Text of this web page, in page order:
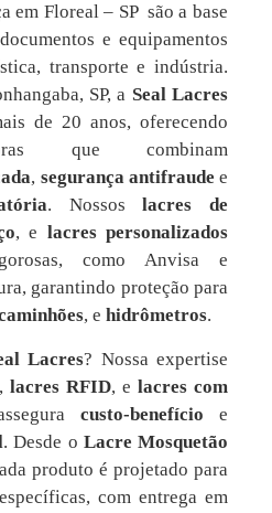
em Floreal – SP são a base
e equipamentos
transporte e indústria.
SP, a Seal Lacres
de 20 anos, oferecendo
que combinam
, segurança antifraude e
. Nossoslacres de
, e lacres personalizados
como Anvisa e
garantindo proteção para
, e hidrômetros.
Lacres? Nossa expertise
, lacres RFID, e lacres com
custo-benefício e
. Desde o Lacre Mosquetão
produto é projetado para
com entrega em